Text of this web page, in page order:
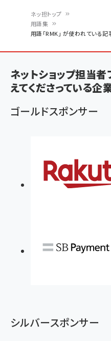
ン
く
ず
ネッ担トップ
用語集
用語「RMK」 が使われている
ネットショップ担当
えてくださっている企
ゴールドスポンサー
シルバースポンサー